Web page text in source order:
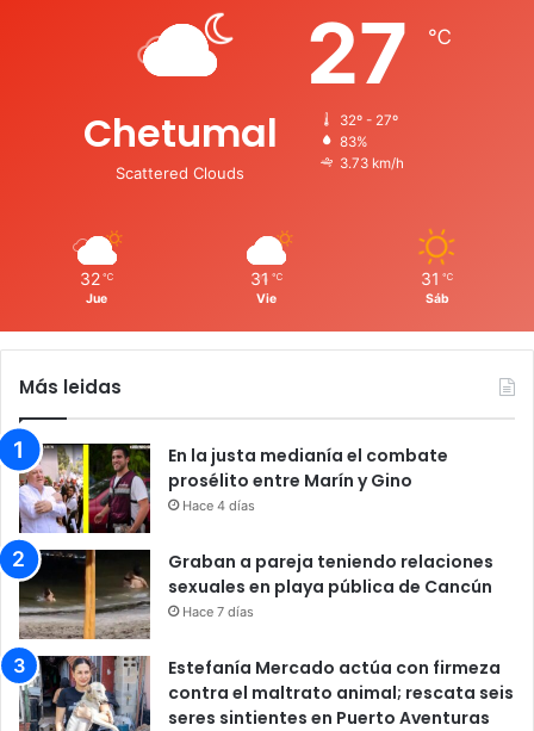
Chetumal
Scattered Clouds
27 ℃
32º - 27º
83%
3.73 km/h
32 ℃
Jue
31 ℃
Vie
31 ℃
Sáb
Más leidas
En la justa medianía el combate
prosélito entre Marín y Gino
Hace 4 días
Graban a pareja teniendo relaciones
sexuales en playa pública de Cancún
Hace 7 días
Estefanía Mercado actúa con firmeza
contra el maltrato animal; rescata seis
seres sintientes en Puerto Aventuras